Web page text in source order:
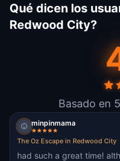
Qué dicen los
Redwood City?
Basado en
minpinmama
The Oz Escape in Redwood City
had such a great time!